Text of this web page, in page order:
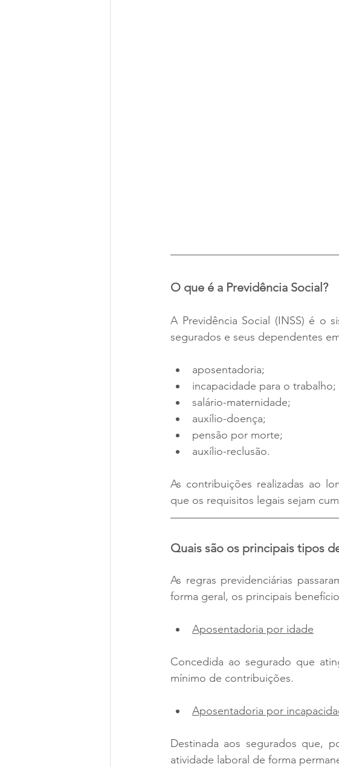
O que é a Previdência Social?
A Previdência Social (INSS) é o
segurados e seus dependentes
aposentadoria;
incapacidade para o trabalho;
salário-maternidade;
auxílio-doença;
pensão por morte;
auxílio-reclusão.
As contribuições realizadas ao
que os requisitos legais sejam
Quais são os principais tipos
As regras previdenciárias
forma geral, os principais
Aposentadoria por idade
Concedida ao segurado que
mínimo de contribuições.
Aposentadoria por
Destinada aos segurados que,
atividade laboral de forma